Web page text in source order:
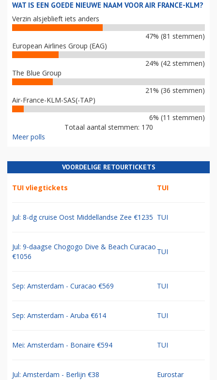
WAT IS EEN GOEDE NIEUWE NAAM VOOR AIR FRANCE-KLM?
Verzin alsjeblieft iets anders
47% (81 stemmen)
European Airlines Group (EAG)
24% (42 stemmen)
The Blue Group
21% (36 stemmen)
Air-France-KLM-SAS(-TAP)
6% (11 stemmen)
Totaal aantal stemmen: 170
Meer polls
VOORDELIGE RETOURTICKETS
TUI vliegtickets TUI
Jul: 8-dg cruise Oost Middellandse Zee €1235 TUI
Jul: 9-daagse Chogogo Dive & Beach Curacao
€1056
TUI
Sep: Amsterdam - Curacao €569 TUI
Sep: Amsterdam - Aruba €614 TUI
Mei: Amsterdam - Bonaire €594 TUI
Jul: Amsterdam - Berlijn €38 Eurostar